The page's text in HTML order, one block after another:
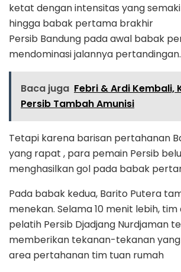
ketat dengan intensitas yang
hingga babak pertama brakhir
Persib Bandung pada awal babak
mendominasi jalannya pertandingan.
Baca juga Febri & Ardi Kembali,
Persib Tambah Amunisi
Tetapi karena barisan pertahanan
yang rapat , para pemain Persib
menghasilkan gol pada babak
Pada babak kedua, Barito Putera
menekan. Selama 10 menit lebih,
pelatih Persib Djadjang Nurdjaman
memberikan tekanan-tekanan
area pertahanan tim tuan rumah